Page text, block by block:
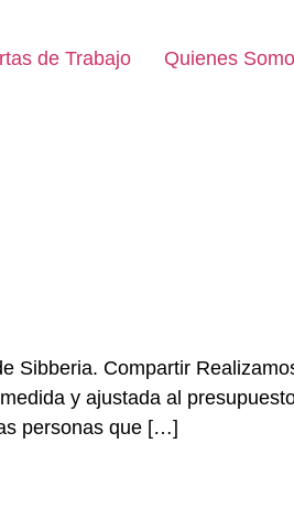
de Trabajo Quienes
Sibberia. Compartir
y ajustada al
personas que […]